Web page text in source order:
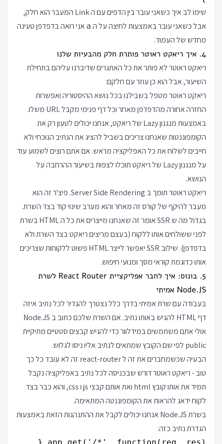
שימו לב איך כשאני עובר בין הדפים עם ה Link המעבר הוא חלק,
אבל כשאני עובר באמצעות לחיצה על ה a אני רואה בדפדפן טעינה
מחדש של העמוד.
4. איך ריאקט ראוטר פותרת חלק מהבעיות שלנו
ריאקט ראוטר לא פותר את כל האתגרים שדיברנו עליהם בתחילת
השיעור, אבל הוא כן עוזר עם חלקם:
ריאקט ראוטר מטפל בשבילנו בכל נושא ההיסטוריה ואפשרות
החזרה אחורה מהדפדפן מאחר וכל דף פנימי מקבל URL משלו.
באמצעות מנגנון Lazy של ריאקט, אנחנו יכולים לטעון רק את
הקומפוננטות שאנחנו צריכים בשביל להציג את הנתיב הנוכחי ולא
חייבים לשלוח את כל האפליקציה מראש. אם אתם רוצים לשמוע עוד
על מנגנון Lazy של ריאקט תוכלו לצפות
בשיעור ההרחבה על
הנושא.
ריאקט ראוטר תומך ב Server Side Rendering. פיצ'ר זה הוא
מעבר להיקף של קורס זה מאחר והוא מערב שינוי קוד בצד השרת.
בגדול מה ש SSR אומר זה שאנחנו מייצרים את כל ה HTML בשרת
לפני ששולחים אותו ללקוח (בעצם מריצים ריאקט בצד השרת ולא
בדפדפן). שילוב SSR יאפשר לייצר HTML פשוט ללקוחות שצריכים
אותו כדוגמת קוראי מסך ומנועי חיפוש.
5. בונוס: איך לחבר אפליקציית React Router לשרת
Node.JS אמיתי
בעבודה עם שרת אמיתי בדרך כלל נצטרך להגדיר לכל נתיב איזה
דף HTML להגיש באותו נתיב. אם השרת שלכם כתוב ב Node.JS
אולי אתם משתמשים במידלוור כדי להגיש קבצים סטטיים מתיקיית
public לפי שם הקובץ שמתאים לנתיב אליו ניסו לגלוש.
הבעיה שכשמחברים את זה ל react-router זה לא עובד כל כך
טוב - ריאקט ראוטר דורש שבכניסה לכל נתיב באפליקציה נקבל
תמיד את אותו קובץ html ואת אותם קבצי js ו css, והוא כבר בצד
לקוח ידאג להראות את הקומפוננטה המתאימה.
בשרת Node.JS אנחנו יכולים לקבל את ההתנהגות הזאת באמצעות
הגדרת נתיב כזה: